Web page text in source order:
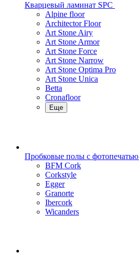
Кварцевый ламинат SPC
Alpine floor
Architector Floor
Art Stone Airy
Art Stone Armor
Art Stone Force
Art Stone Narrow
Art Stone Optima Pro
Art Stone Unica
Betta
Cronafloor
Еще
Пробковые полы с фотопечатью
BFM Cork
Corkstyle
Egger
Granorte
Ibercork
Wicanders